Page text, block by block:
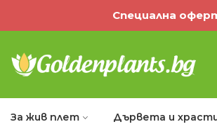
Специална
За жив плет Дървета и